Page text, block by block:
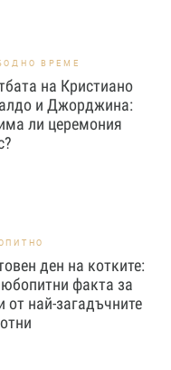
ВРЕМЕ
на Кристиано
и Джорджина:
ли церемония
ден на котките:
факта за
от най-загадъчните